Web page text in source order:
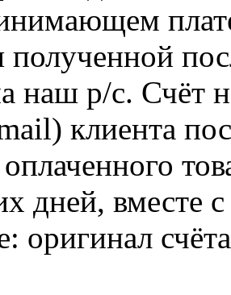
полученной
наш р/с. Счёт
клиента
дней, вместе
оригинал